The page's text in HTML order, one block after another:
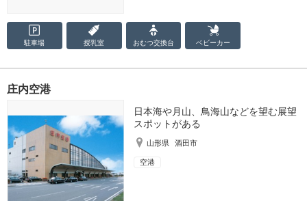
駐車場 授乳室 おむつ交換台 ベビーカー
庄内空港
日本海や月山、鳥海山などを望む展望
スポットがある
山形県 酒田市
空港